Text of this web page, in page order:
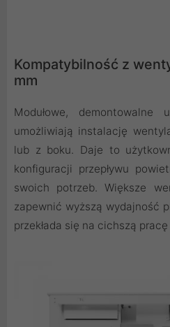
Kompatybilność z
mm
Modułowe,
umożliwiają instalację
lub z boku. Daje to
konfiguracji przepływu
swoich potrzeb. Większe
zapewnić wyższą wydajność
przekłada się na cichszą pracę